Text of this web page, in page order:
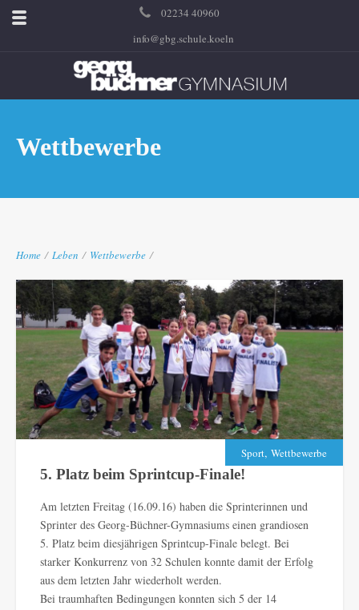
02234 40960
info@gbg.schule.koeln
Wettbewerbe
Home / Leben / Wettbewerbe /
Sport, Wettbewerbe
5. Platz beim Sprintcup-Finale!
Am letzten Freitag (16.09.16) haben die Sprinterinnen und
Sprinter des Georg-Büchner-Gymnasiums einen grandiosen
5. Platz beim diesjährigen Sprintcup-Finale belegt. Bei
starker Konkurrenz von 32 Schulen konnte damit der Erfolg
aus dem letzten Jahr wiederholt werden.
Bei traumhaften Bedingungen konnten sich 5 der 14